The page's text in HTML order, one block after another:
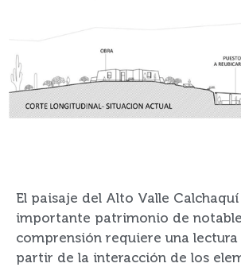
El paisaje del Alto Valle
importante patrimonio de notable
comprensión requiere una
partir de la interacción de los